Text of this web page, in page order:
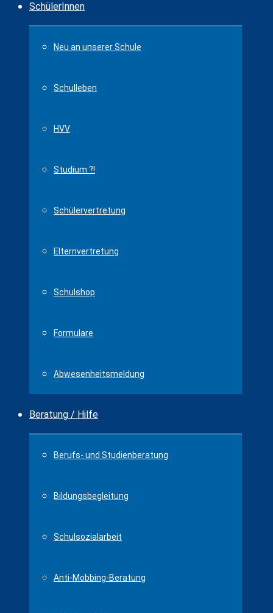
SchülerInnen
Neu an unserer Schule
Schulleben
HVV
Studium ?!
Schülervertretung
Elternvertretung
Schulshop
Formulare
Abwesenheitsmeldung
Beratung / Hilfe
Berufs- und Studienberatung
Bildungsbegleitung
Schulsozialarbeit
Anti-Mobbing-Beratung